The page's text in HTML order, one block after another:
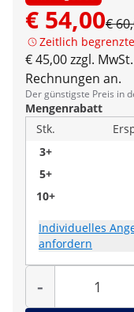
€ 54,00€
Zeitlich
€ 45,00 zzgl.
Rechnungen an.
Der günstigste Preis in
Mengenrabatt
Stk.
3+
5+
10+
Individuelles
anfordern
-
Menge